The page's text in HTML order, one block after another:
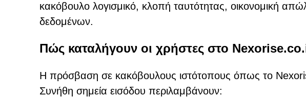
κακόβουλο λογισμικό, κλοπή ταυτότητας, οικονομική
δεδομένων.
Πώς καταλήγουν οι χρήστες στο
Η πρόσβαση σε κακόβουλους ιστότοπους όπως το
Συνήθη σημεία εισόδου περιλαμβάνουν: